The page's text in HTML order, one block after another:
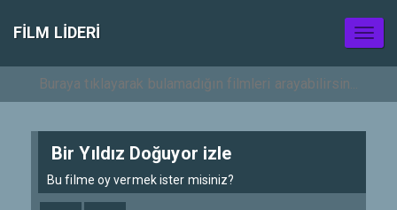
FILM LIDERI
Bir Yıldız Doğuyor izle
Bu filme oy vermek ister misiniz?